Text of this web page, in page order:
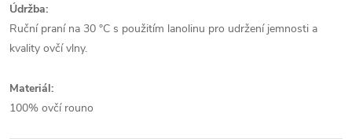
Údržba:
Ruční praní na 30 °C s použitím lanolinu pro udržení jemnosti a
kvality ovčí vlny.
Materiál:
100% ovčí rouno